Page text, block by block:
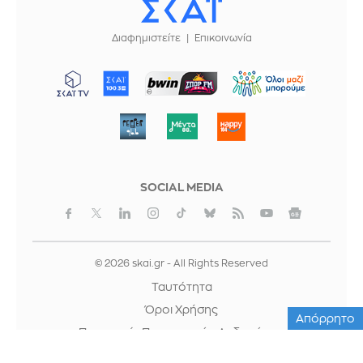
Διαφημιστείτε Επικοινωνία
ΜΠΟΡΟΥΜΕ
SOCIAL MEDIA
© 2026 skai.gr - All Rights Reserved
Ταυτότητα
Όροι Χρήσης
Προστασία Προσωπικών Δεδομένων
Απόρρητο